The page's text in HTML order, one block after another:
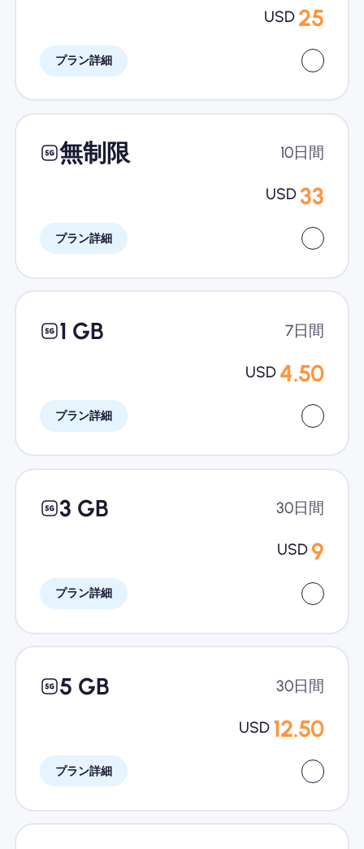
USD 25
プラン詳細
無制限 10日間
USD 33
プラン詳細
1 GB 7日間
USD 4.50
プラン詳細
3 GB 30日間
USD 9
プラン詳細
5 GB 30日間
USD 12.50
プラン詳細